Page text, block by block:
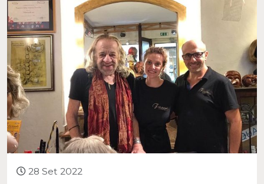
28 Set 2022